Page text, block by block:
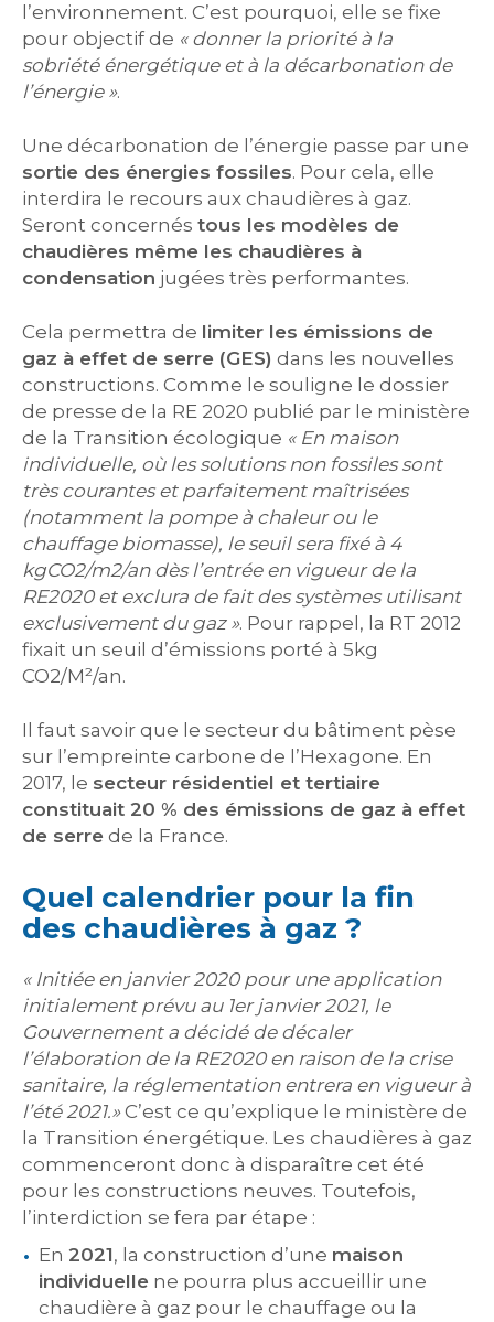
l’environnement. C’est pourquoi, elle se fixe
pour objectif de « donner la priorité à la
sobriété énergétique et à la décarbonation de
l’énergie ».
Une décarbonation de l’énergie passe par une
sortie des énergies fossiles. Pour cela, elle
interdira le recours aux chaudières à gaz.
Seront concernés tous les modèles de
chaudières même les chaudières à
condensation jugées très performantes.
Cela permettra de limiter les émissions de
gaz à effet de serre (GES) dans les nouvelles
constructions. Comme le souligne le dossier
de presse de la RE 2020 publié par le ministère
de la Transition écologique « En maison
individuelle, où les solutions non fossiles sont
très courantes et parfaitement maîtrisées
(notamment la pompe à chaleur ou le
chauffage biomasse), le seuil sera fixé à 4
kgCO2/m2/an dès l’entrée en vigueur de la
RE2020 et exclura de fait des systèmes utilisant
exclusivement du gaz ». Pour rappel, la RT 2012
fixait un seuil d’émissions porté à 5kg
CO2/M²/an.
Il faut savoir que le secteur du bâtiment pèse
sur l’empreinte carbone de l’Hexagone. En
2017, le secteur résidentiel et tertiaire
constituait 20 % des émissions de gaz à effet
de serre de la France.
Quel calendrier pour la fin
des chaudières à gaz ?
« Initiée en janvier 2020 pour une application
initialement prévu au 1er janvier 2021, le
Gouvernement a décidé de décaler
l’élaboration de la RE2020 en raison de la crise
sanitaire, la réglementation entrera en vigueur à
l’été 2021.»C’est ce qu’explique le ministère de
la Transition énergétique. Les chaudières à gaz
commenceront donc à disparaître cet été
pour les constructions neuves. Toutefois,
l’interdiction se fera par étape :
En 2021, la construction d’une maison
individuelle ne pourra plus accueillir une
chaudière à gaz pour le chauffage ou la